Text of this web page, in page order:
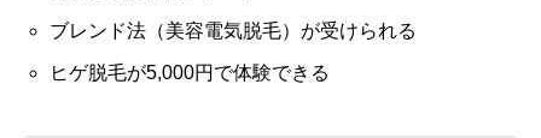
ブレンド法（美容電気脱毛）が受けられる
ヒゲ脱毛が5,000円で体験できる